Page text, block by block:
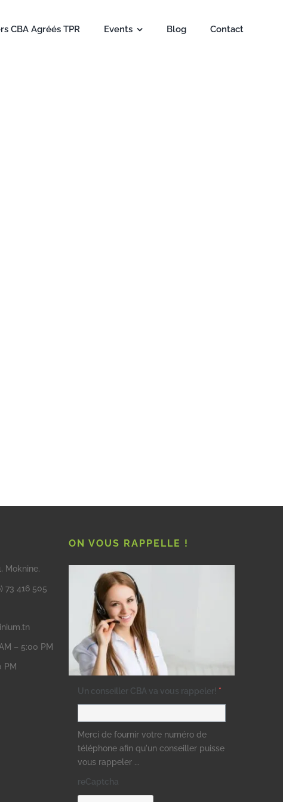
CBA Agréés TPR Events Blog Contact
Moknine.
73 416 505
– 5:00 PM
PM
ON VOUS RAPPELLE !
Un conseiller CBA va vous rappeler! *
Merci de fournir votre numéro de
téléphone afin qu'un conseiller puisse
vous rappeler ...
reCaptcha